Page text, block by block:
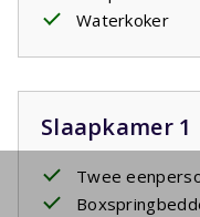
Waterkoker
Slaapkamer 1
Twee